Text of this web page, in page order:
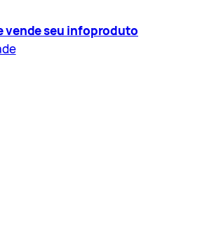
vende seu infoproduto